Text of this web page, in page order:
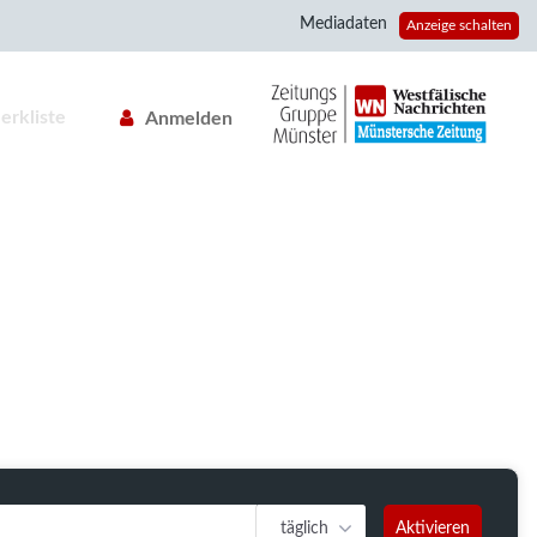
Anzeige schalten
Mediadaten
Anmelden
täglich Aktivieren